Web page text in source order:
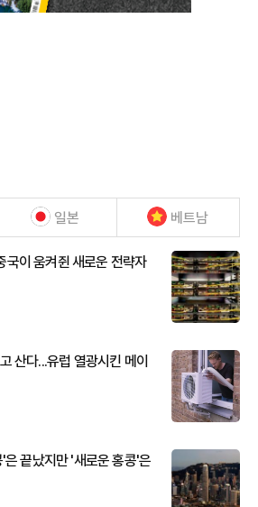
일본 베트남
이 움켜쥔 새로운 전략자
산다...유럽 열광시킨 메이
끝났지만 '새로운 홍콩'은